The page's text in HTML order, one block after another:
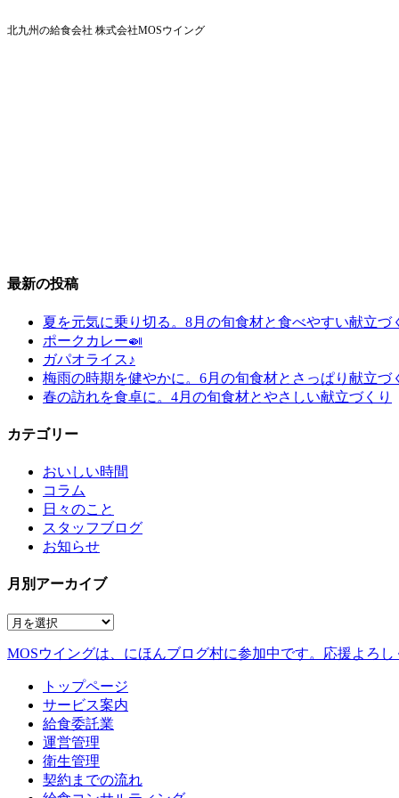
北九州の給食会社 株式会社MOSウイング
最新の投稿
夏を元気に乗り切る。8月の旬食材と食べやすい献立づ
ポークカレー🍛
ガパオライス♪
梅雨の時期を健やかに。6月の旬食材とさっぱり献立づ
春の訪れを食卓に。4月の旬食材とやさしい献立づくり
カテゴリー
おいしい時間
コラム
日々のこと
スタッフブログ
お知らせ
月別アーカイブ
MOSウイングは、にほんブログ村に参加中です。 応援よろし
トップページ
サービス案内
給食委託業
運営管理
衛生管理
契約までの流れ